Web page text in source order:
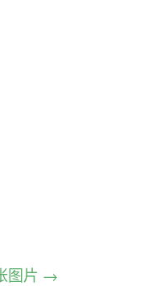
图片 →